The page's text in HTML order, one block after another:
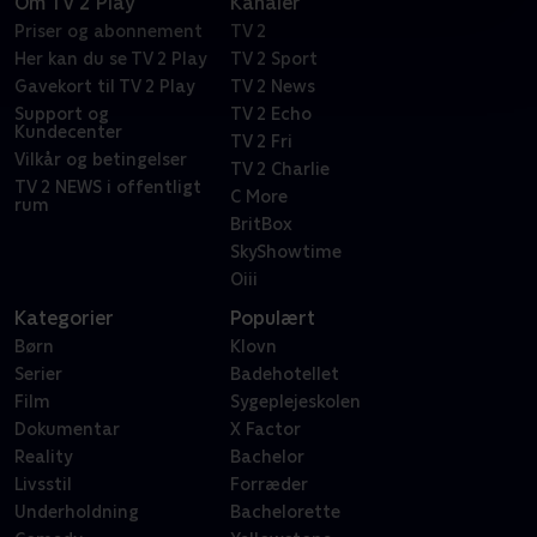
Priser og abonnement
Her kan du se TV 2 Play
Gavekort til TV 2 Play
Support og
Kundecenter
Vilkår og betingelser
TV 2 NEWS i offentligt
rum
TV 2
TV 2 Sport
TV 2 News
TV 2 Echo
TV 2 Fri
TV 2 Charlie
C More
BritBox
SkyShowtime
Oiii
Kategorier
Børn
Serier
Film
Dokumentar
Reality
Livsstil
Underholdning
Populært
Klovn
Badehotellet
Sygeplejeskolen
X Factor
Bachelor
Forræder
Bachelorette